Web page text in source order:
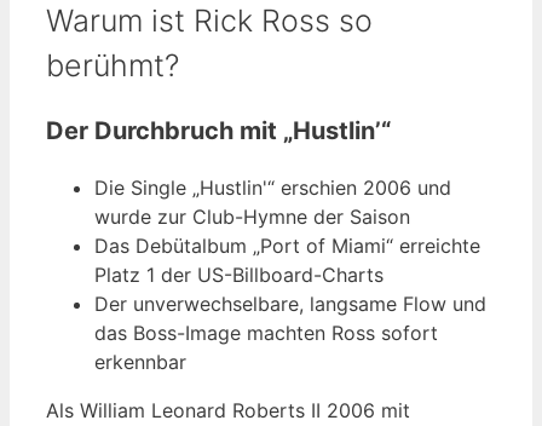
Warum ist Rick Ross so
berühmt?
Der Durchbruch mit „Hustlin’“
Die Single „Hustlin'“ erschien 2006 und
wurde zur Club-Hymne der Saison
Das Debütalbum „Port of Miami“ erreichte
Platz 1 der US-Billboard-Charts
Der unverwechselbare, langsame Flow und
das Boss-Image machten Ross sofort
erkennbar
Als William Leonard Roberts II 2006 mit